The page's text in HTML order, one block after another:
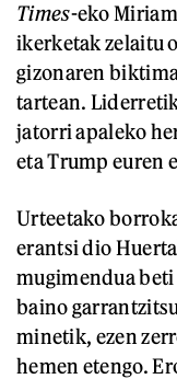
Times-eko
ikerketak zelaitu
gizonaren
tartean.
jatorri apaleko
eta Trump euren
Urteetako
erantsi dio
mugimendua beti
baino
minetik, ezen
hemen etengo.